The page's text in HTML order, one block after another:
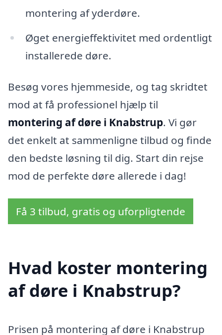
montering af yderdøre.
Øget energieffektivitet med ordentligt
installerede døre.
Besøg vores hjemmeside, og tag skridtet
mod at få professionel hjælp til
montering af døre i Knabstrup. Vi gør
det enkelt at sammenligne tilbud og finde
den bedste løsning til dig. Start din rejse
mod de perfekte døre allerede i dag!
Få 3 tilbud, gratis og uforpligtende
Hvad koster montering
af døre i Knabstrup?
Prisen på montering af døre i Knabstrup